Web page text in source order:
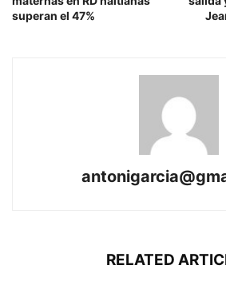
superan el 47%
RELATED